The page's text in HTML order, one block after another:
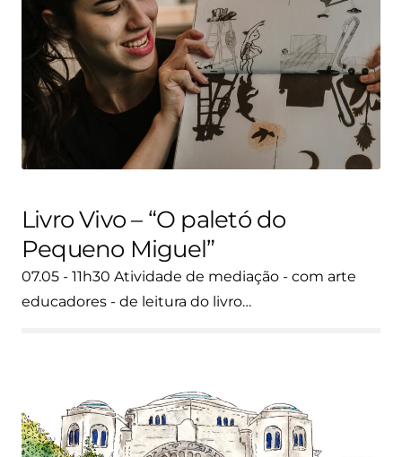
Livro Vivo – “O paletó do
Pequeno Miguel”
07.05 - 11h30 Atividade de mediação - com arte
educadores - de leitura do livro…